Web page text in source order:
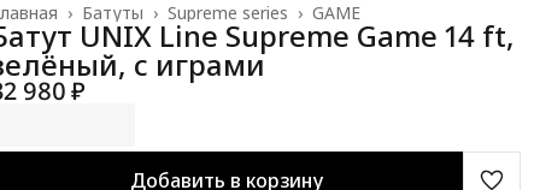
GAME
Supreme series ›
Батуты ›
›
UNIX Line Supreme Game 14 ft,
с играми
980 ₽
Добавить в корзину